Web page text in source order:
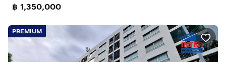
฿ 1,350,000
PREMIUM